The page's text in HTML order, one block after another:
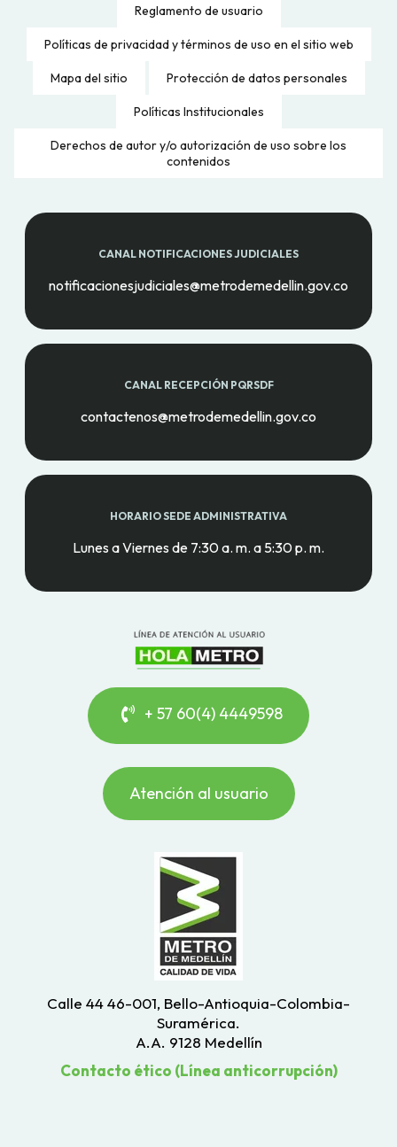
Reglamento de usuario
Políticas de privacidad y términos de uso en el sitio web
Mapa del sitio Protección de datos personales
Políticas Institucionales
Derechos de autor y/o autorización de uso sobre los
contenidos
CANAL NOTIFICACIONES JUDICIALES
notificacionesjudiciales@metrodemedellin.gov.co
CANAL RECEPCIÓN PQRSDF
contactenos@metrodemedellin.gov.co
HORARIO SEDE ADMINISTRATIVA
Lunes a Viernes de 7:30 a. m. a 5:30 p. m.
+ 57 60(4) 4449598
Atención al usuario
Calle 44 46-001, Bello-Antioquia-Colombia-
Suramérica.
A.A. 9128 Medellín
Contacto ético (Línea anticorrupción)